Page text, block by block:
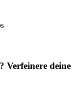
Verfeinere deine